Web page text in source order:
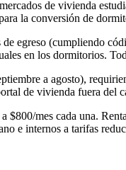
de vivienda
la conversión de
egreso (cumpliendo
en los dormitorios.
a agosto),
de vivienda fuera del
$800/mes cada una.
e internos a tarifas